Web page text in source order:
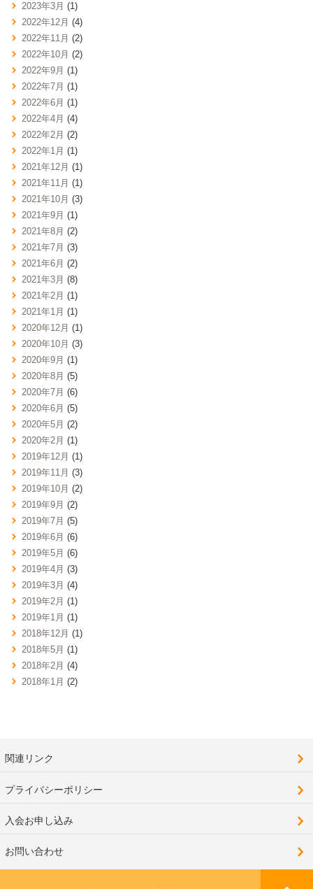
2023年3月 (1)
2022年12月 (4)
2022年11月 (2)
2022年10月 (2)
2022年9月 (1)
2022年7月 (1)
2022年6月 (1)
2022年4月 (4)
2022年2月 (2)
2022年1月 (1)
2021年12月 (1)
2021年11月 (1)
2021年10月 (3)
2021年9月 (1)
2021年8月 (2)
2021年7月 (3)
2021年6月 (2)
2021年3月 (8)
2021年2月 (1)
2021年1月 (1)
2020年12月 (1)
2020年10月 (3)
2020年9月 (1)
2020年8月 (5)
2020年7月 (6)
2020年6月 (5)
2020年5月 (2)
2020年2月 (1)
2019年12月 (1)
2019年11月 (3)
2019年10月 (2)
2019年9月 (2)
2019年7月 (5)
2019年6月 (6)
2019年5月 (6)
2019年4月 (3)
2019年3月 (4)
2019年2月 (1)
2019年1月 (1)
2018年12月 (1)
2018年5月 (1)
2018年2月 (4)
2018年1月 (2)
関連リンク
プライバシーポリシー
入会お申し込み
お問い合わせ